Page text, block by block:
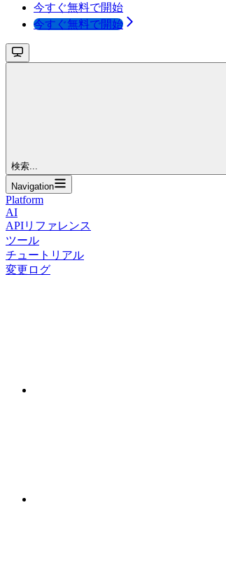
今すぐ無料で開始
今すぐ無料で開始
検索...
Navigation
Platform
AI
APIリファレンス
ツール
チュートリアル
変更ログ